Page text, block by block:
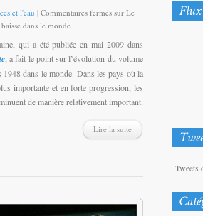
et l'eau | Commentaires fermés sur Le
dans le monde
qui a été publiée en mai 2009 dans
, a fait le point sur l’évolution du volume
1948 dans le monde. Dans les pays où la
importante et en forte progression, les
de manière relativement important.
Lire la suite
Tweets